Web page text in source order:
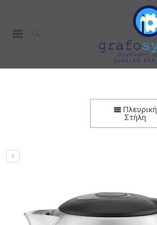
Μικρο-Συσκευές Κουζίνας
Πλευρική
Στήλη